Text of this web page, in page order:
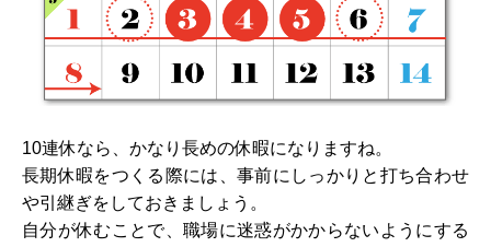
10連休なら、かなり長めの休暇になりますね。
長期休暇をつくる際には、事前にしっかりと打ち合わせ
や引継ぎをしておきましょう。
自分が休むことで、職場に迷惑がかからないようにする